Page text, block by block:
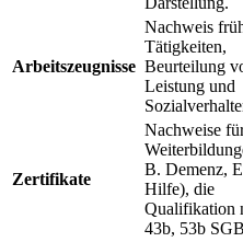
Arbeitszeugnisse
Nachweis
Tätigkeiten,
Beurteilung
Leistung und
Zertifikate
Nachweise
B. Demenz,
Hilfe), die
Qualifikation
43b, 53b